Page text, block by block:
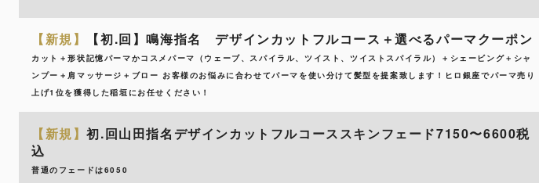
【新規】 【初.回】鳴海指名 デザインカットフルコース＋選べるパーマクーポン
カット＋形状記憶パーマかコスメパーマ（ウェーブ、スパイラル、ツイスト、ツイストスパイラル）＋シェービング＋シャ
ンプー＋肩マッサージ＋ブロー お客様のお悩みに合わせてパーマを使い分けて髪型を提案致します！ヒロ銀座でパーマ売り
上げ1位を獲得した稲垣にお任せください！
【新規】初.回山田指名デザインカットフルコーススキンフェード7150〜6600税
込
普通のフェードは6050